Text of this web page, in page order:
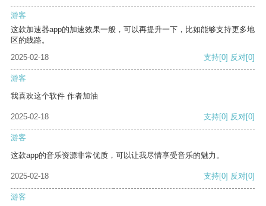
游客
这款加速器app的加速效果一般，可以再提升一下，比如能够支持更多地
区的线路。
2025-02-18
支持[0] 反对[0]
游客
我喜欢这个软件 作者加油
2025-02-18 支持[0] 反对[0]
游客
这款app的音乐资源非常优质，可以让我尽情享受音乐的魅力。
2025-02-18 支持[0] 反对[0]
游客